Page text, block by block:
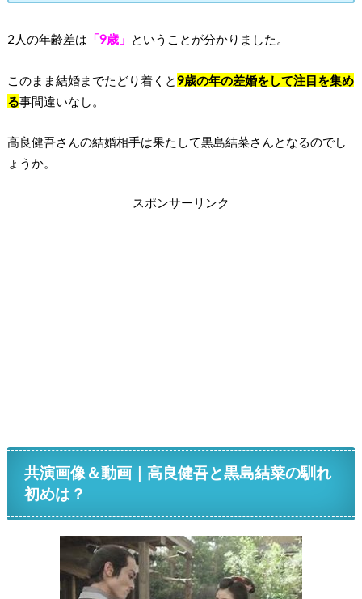
2人の年齢差は 「9歳」 ということが分かりました。
このまま結婚までたどり着くと9歳の年の差婚をして注目を集め
る事間違いなし。
高良健吾さんの結婚相手は果たして黒島結菜さんとなるのでし
ょうか。
スポンサーリンク
共演画像＆動画｜高良健吾と黒島結菜の馴れ
初めは？